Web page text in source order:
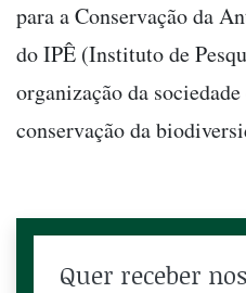
para a Conservação da
do IPÊ (Instituto de
organização da
conservação da
Quer receber